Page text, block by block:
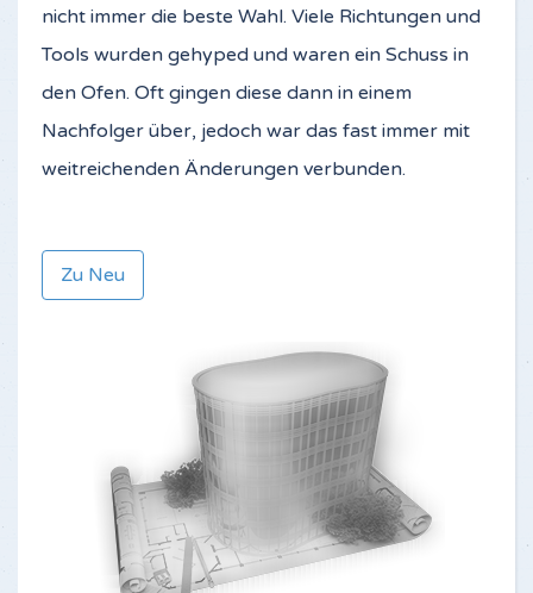
nicht immer die beste Wahl. Viele Richtungen und
Tools wurden gehyped und waren ein Schuss in
den Ofen. Oft gingen diese dann in einem
Nachfolger über, jedoch war das fast immer mit
weitreichenden Änderungen verbunden.
Zu Neu